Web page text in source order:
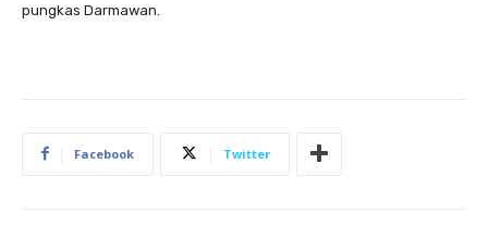
pungkas Darmawan.
Facebook Twitter